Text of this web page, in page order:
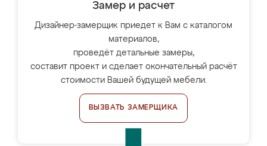
Замер и расчет
Дизайнер-замерщик приедет к Вам с каталогом
материалов,
проведёт детальные замеры,
составит проект и сделает окончательный расчёт
стоимости Вашей будущей мебели.
ВЫЗВАТЬ ЗАМЕРЩИКА